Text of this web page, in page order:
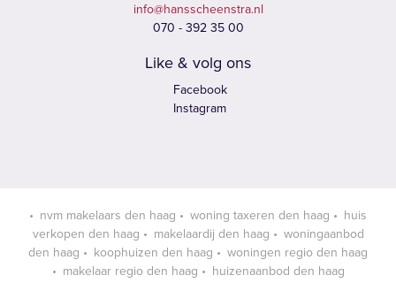
info@hansscheenstra.nl
070 - 392 35 00
Like & volg ons
Facebook
Instagram
nvm makelaars den haag woning taxeren den haag
huis
verkopen den haag
makelaardij den haag
woningaanbod
den haag
koophuizen den haag
woningen regio den haag
makelaar regio den haag
huizenaanbod den haag